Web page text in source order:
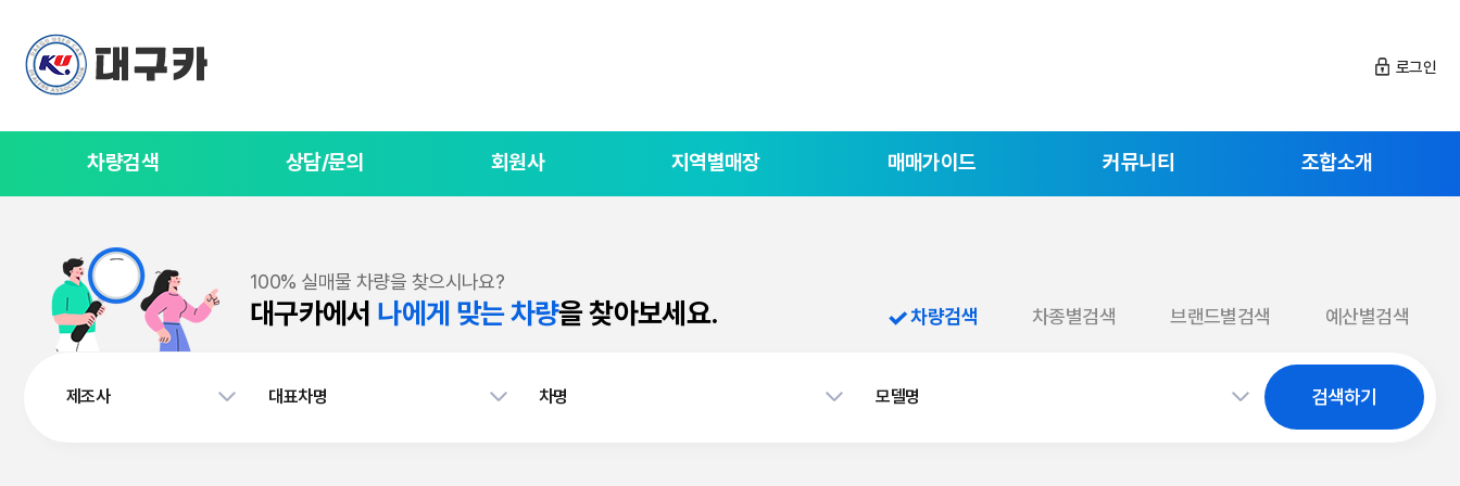
차량검색 상담/문의 회원사 지역별매장 매매가이드 커뮤니티 조합소개
로그인
100% 실매물 차량을 찾으시나요?
대구카에서 나에게 맞는 차량을 찾아보세요. 차량검색 차종별검색 브랜드별검색 예산별검색
제조사 대표차명 차명 모델명 검색하기